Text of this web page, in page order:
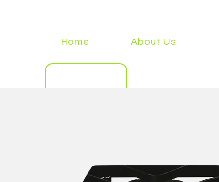
Home About Us